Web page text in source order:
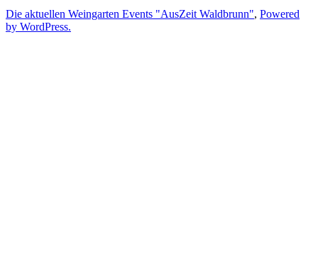
Die aktuellen Weingarten Events "AusZeit Waldbrunn", Powered
by WordPress.